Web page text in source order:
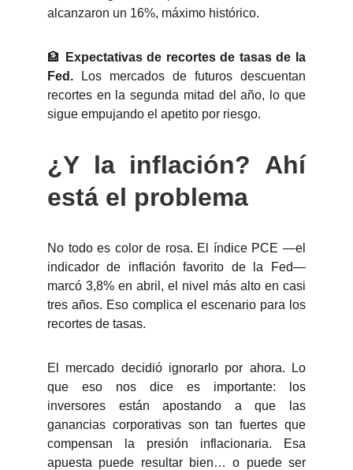
alcanzaron un 16%, máximo histórico.
🏦
Expectativas de recortes de tasas de la
Fed. Los mercados de futuros descuentan
recortes en la segunda mitad del año, lo que
sigue empujando el apetito por riesgo.
¿Y la inflación? Ahí
está el problema
No todo es color de rosa. El índice PCE —el
indicador de inflación favorito de la Fed—
marcó 3,8% en abril, el nivel más alto en casi
tres años. Eso complica el escenario para los
recortes de tasas.
El mercado decidió ignorarlo por ahora. Lo
que eso nos dice es importante: los
inversores están apostando a que las
ganancias corporativas son tan fuertes que
compensan la presión inflacionaria. Esa
apuesta puede resultar bien… o puede ser